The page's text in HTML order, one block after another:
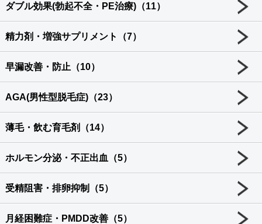
ダブル効果(勃起不全・PE治療)（11）
精力剤・増強サプリメント（7）
早漏改善・防止（10）
AGA(男性型脱毛症)（23）
薄毛・飲む育毛剤（14）
ホルモン分泌・不正出血（5）
受精阻害・排卵抑制（5）
月経困難症・PMDD改善（5）